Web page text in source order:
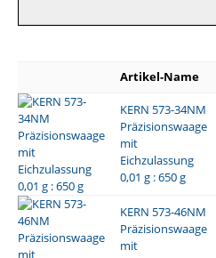
Artikel-Name
KERN 573-34NM
Präzisionswaage
mit
Eichzulassung
0,01 g : 650 g
KERN 573-46NM
Präzisionswaage
mit